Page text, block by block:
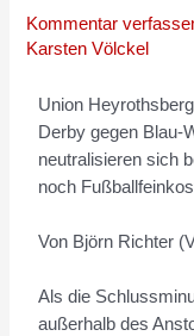
Kommentar
Karsten Völckel
Union
Derby gegen Blau-
neutralisieren sich
noch
Von Björn Richter
Als die
außerhalb des